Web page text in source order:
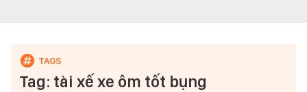
Tag: tài xế xe ôm tốt bụng